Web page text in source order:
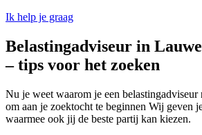
Ik help je graag
Belastingadviseur in
– tips voor het zoeken
Nu je weet waarom je een
om aan je zoektocht te beginnen Wij geven
waarmee ook jij de beste partij kan kiezen.